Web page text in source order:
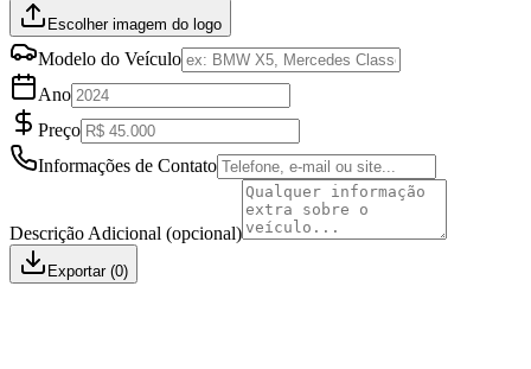
Escolher imagem do logo
Modelo do Veículo
Ano
Preço
Informações de Contato
Descrição Adicional (opcional)
Exportar(0)